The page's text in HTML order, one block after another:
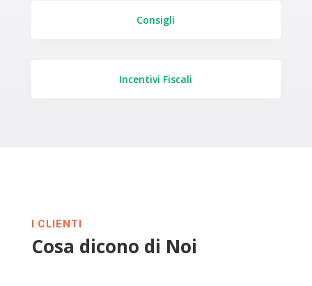
Consigli
Incentivi Fiscali
I CLIENTI
Cosa dicono di Noi